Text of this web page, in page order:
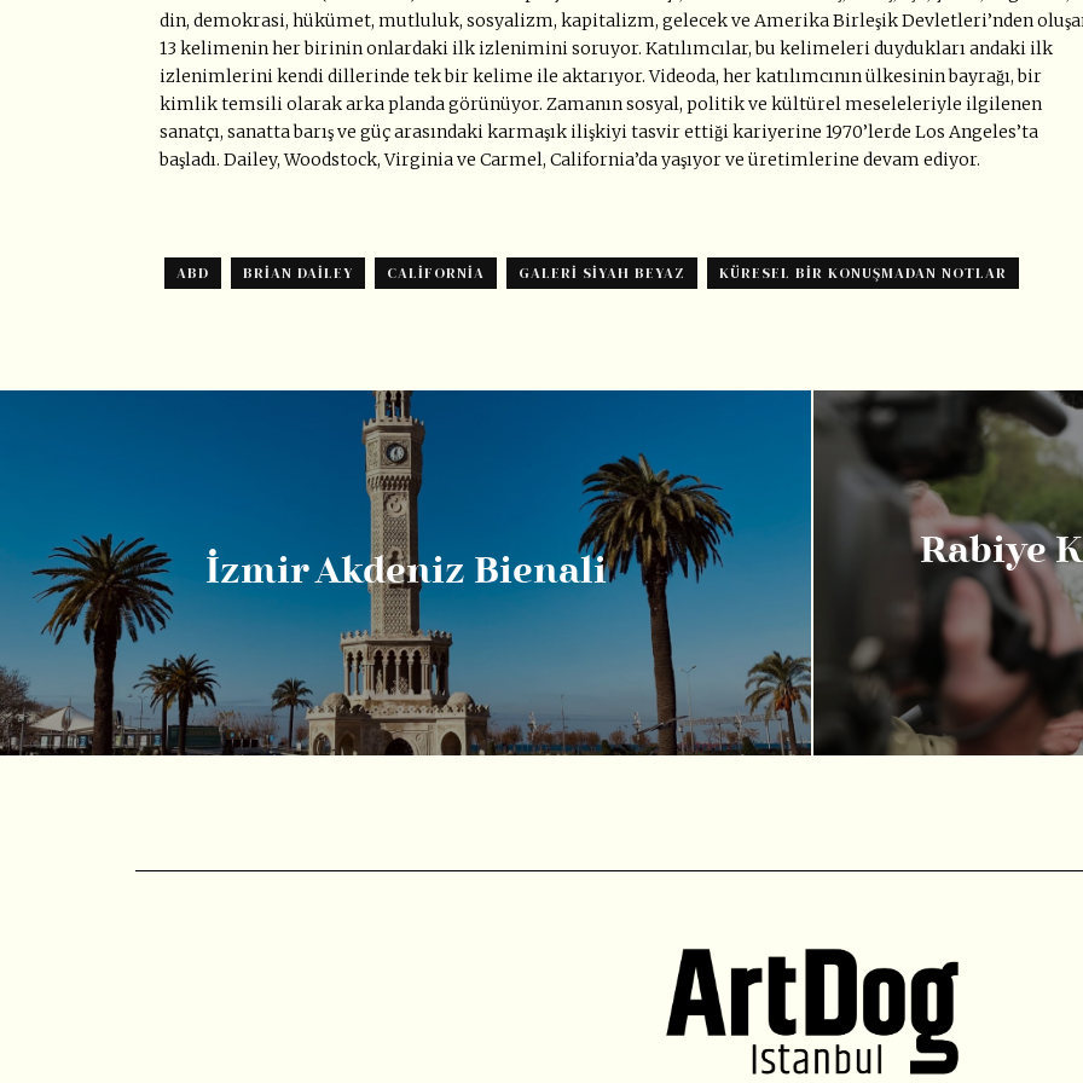
din, demokrasi, hükümet, mutluluk, sosyalizm, kapitalizm, gelecek ve Amerika Birleşik Devletleri’nden
13 kelimenin her birinin onlardaki ilk izlenimini soruyor. Katılımcılar, bu kelimeleri duydukları andaki ilk
izlenimlerini kendi dillerinde tek bir kelime ile aktarıyor. Videoda, her katılımcının ülkesinin bayrağı, bir
kimlik temsili olarak arka planda görünüyor. Zamanın sosyal, politik ve kültürel meseleleriyle ilgilenen
sanatçı, sanatta barış ve güç arasındaki karmaşık ilişkiyi tasvir ettiği kariyerine 1970’lerde Los Angeles’ta
başladı. Dailey, Woodstock, Virginia ve Carmel, California’da yaşıyor ve üretimlerine devam ediyor.
ABD BRIAN DAILEY CALIFORNIA GALERI SIYAH BEYAZ KÜRESEL BIR KONUŞMADAN NOTLAR
İzmir Akdeniz Bienali
Rabiye